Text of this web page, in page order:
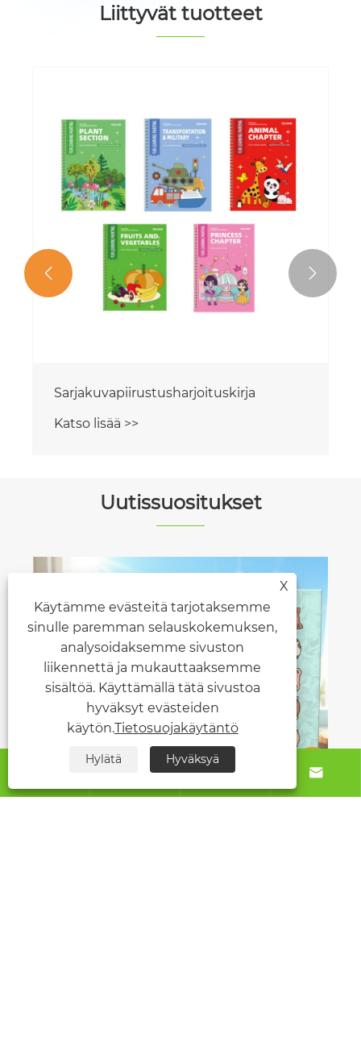
Liittyvät tuotteet
Söpö eläinten jäljitysharjoituskirja
Katso lisää >>
 
Uutissuositukset
Kuinka harjoituskopiokirja voi muuttaa
kirjoitustaitosi?
Katso lisää >>

 
X
Käytämme evästeitä tarjotaksemme
sinulle paremman selauskokemuksen,
analysoidaksemme sivuston
liikennettä ja mukauttaaksemme
sisältöä. Käyttämällä tätä sivustoa
hyväksyt evästeiden
käytön.Tietosuojakäytäntö
Hylätä Hyväksyä